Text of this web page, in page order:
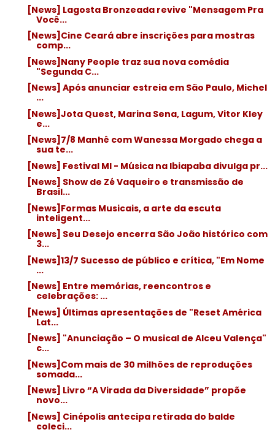
[News] Lagosta Bronzeada revive "Mensagem Pra
Você...
[News]Cine Ceará abre inscrições para mostras
comp...
[News]Nany People traz sua nova comédia
"Segunda C...
[News] Após anunciar estreia em São Paulo, Michel
...
[News]Jota Quest, Marina Sena, Lagum, Vitor Kley
e...
[News]7/8 Manhê com Wanessa Morgado chega a
sua te...
[News] Festival MI - Música na Ibiapaba divulga pr...
[News] Show de Zé Vaqueiro e transmissão de
Brasil...
[News]Formas Musicais, a arte da escuta
inteligent...
[News] Seu Desejo encerra São João histórico com
3...
[News]13/7 Sucesso de público e crítica, "Em Nome
...
[News] Entre memórias, reencontros e
celebrações: ...
[News] Últimas apresentações de "Reset América
Lat...
[News] "Anunciação – O musical de Alceu Valença"
c...
[News]Com mais de 30 milhões de reproduções
somada...
[News] Livro “A Virada da Diversidade” propõe
novo...
[News] Cinépolis antecipa retirada do balde
coleci...